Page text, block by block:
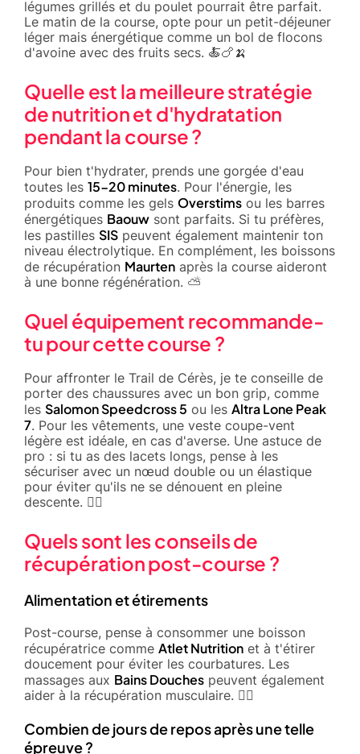
légumes grillés et du poulet pourrait être parfait.
Le matin de la course, opte pour un petit-déjeuner
léger mais énergétique comme un bol de flocons
d'avoine avec des fruits secs. 🍝🍗🍌
Quelle est la meilleure stratégie
de nutrition et d'hydratation
pendant la course ?
Pour bien t'hydrater, prends une gorgée d'eau
toutes les 15-20 minutes. Pour l'énergie, les
produits comme les gels Overstims ou les barres
énergétiques Baouw sont parfaits. Si tu préfères,
les pastilles SIS peuvent également maintenir ton
niveau électrolytique. En complément, les boissons
de récupération Maurten après la course aideront
à une bonne régénération. ⛅
Quel équipement recommande-
tu pour cette course ?
Pour affronter le Trail de Cérès, je te conseille de
porter des chaussures avec un bon grip, comme
les Salomon Speedcross 5 ou les Altra Lone Peak
7. Pour les vêtements, une veste coupe-vent
légère est idéale, en cas d'averse. Une astuce de
pro : si tu as des lacets longs, pense à les
sécuriser avec un nœud double ou un élastique
pour éviter qu'ils ne se dénouent en pleine
descente. 🏃‍♀️
Quels sont les conseils de
récupération post-course ?
Alimentation et étirements
Post-course, pense à consommer une boisson
récupératrice comme Atlet Nutrition et à t'étirer
doucement pour éviter les courbatures. Les
massages aux Bains Douches peuvent également
aider à la récupération musculaire. 🧘‍♂️
Combien de jours de repos après une telle
épreuve ?